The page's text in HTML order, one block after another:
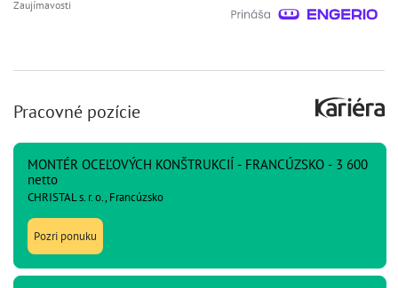
Zaujímavosti
Pracovné pozície
MONTÉR OCEĽOVÝCH KONŠTRUKCIÍ - FRANCÚZSKO - 3 600
netto
CHRISTAL s. r. o., Francúzsko
Pozri ponuku